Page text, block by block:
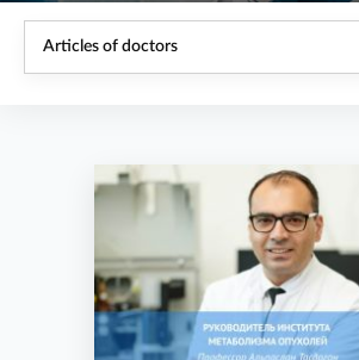
Articles of doctors